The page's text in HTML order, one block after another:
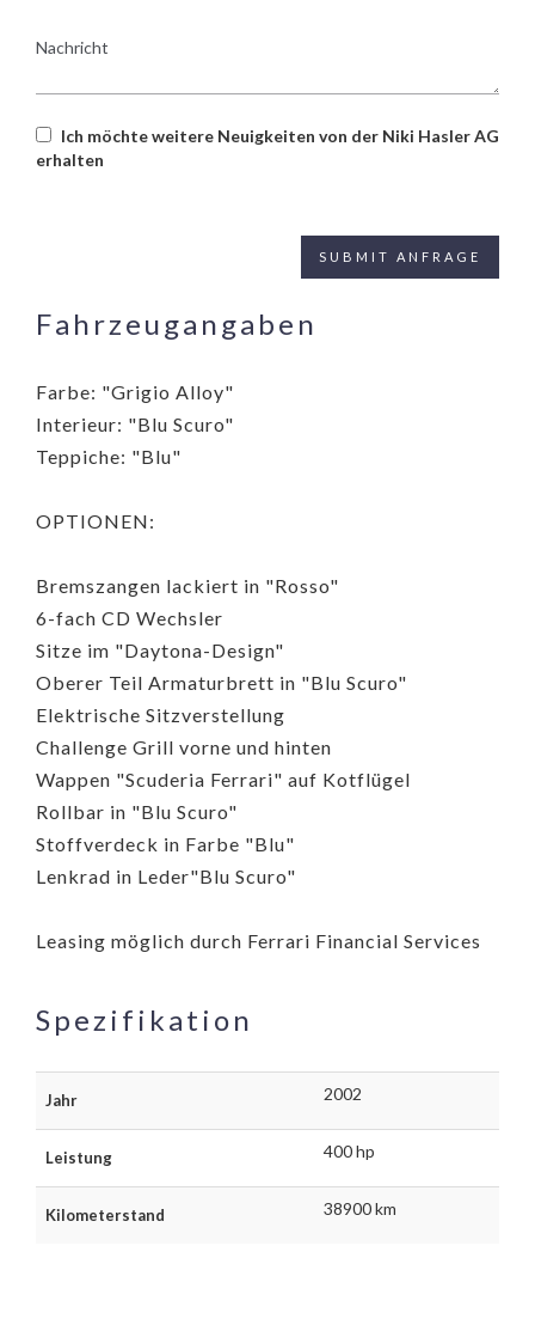
Ich möchte weitere Neuigkeiten von der Niki Hasler AG
erhalten
Fahrzeugangaben
Farbe: "Grigio Alloy"
Interieur: "Blu Scuro"
Teppiche: "Blu"
OPTIONEN:
Bremszangen lackiert in "Rosso"
6-fach CD Wechsler
Sitze im "Daytona-Design"
Oberer Teil Armaturbrett in "Blu Scuro"
Elektrische Sitzverstellung
Challenge Grill vorne und hinten
Wappen "Scuderia Ferrari" auf Kotflügel
Rollbar in "Blu Scuro"
Stoffverdeck in Farbe "Blu"
Lenkrad in Leder"Blu Scuro"
Leasing möglich durch Ferrari Financial Services
Spezifikation
Jahr 2002
Leistung 400 hp
Kilometerstand 38900 km